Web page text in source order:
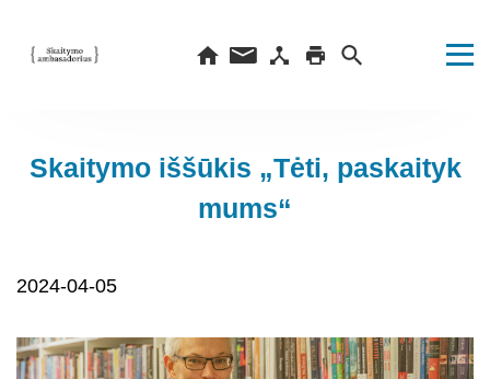
Skaitymo iššūkis „Tėti, paskaityk
mums“
2024-04-05